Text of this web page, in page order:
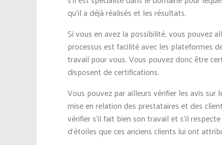
qu’il a déjà réalisés et les résultats.
Si vous en avez la possibilité, vous pouvez
processus est facilité avec les plateformes
travail pour vous. Vous pouvez donc être
disposent de certifications.
Vous pouvez par ailleurs vérifier les avis
mise en relation des prestataires et des
vérifier s’il fait bien son travail et s’il
d’étoiles que ces anciens clients lui ont